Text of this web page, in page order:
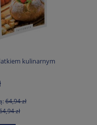
kulinarnym
64,94 zł
zł